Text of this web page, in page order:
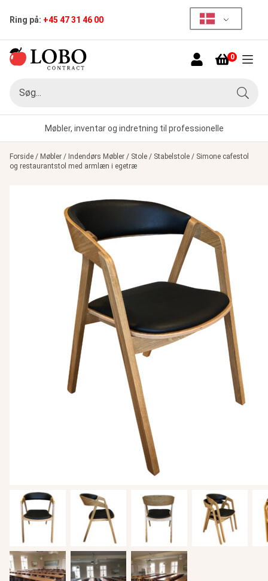
Ring på: +45 47 31 46 00
0
Menu
Søg
Møbler, inventar og indretning til professionelle
Forside / Møbler / Indendørs Møbler / Stole / Stabelstole / Simone cafestol
og restaurantstol med armlæn i egetræ